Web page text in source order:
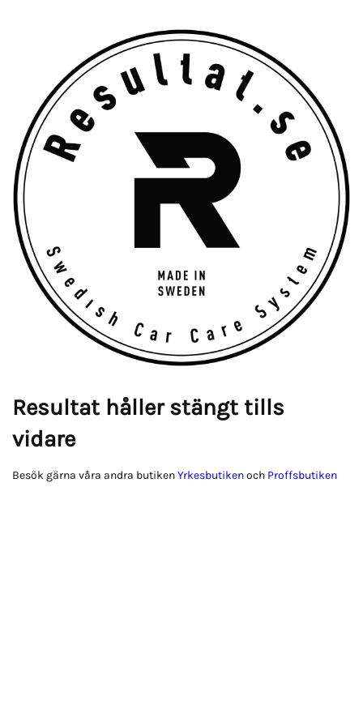
Resultat håller stängt tills
vidare
Besök gärna våra andra butikenYrkesbutikenoch Proffsbutiken